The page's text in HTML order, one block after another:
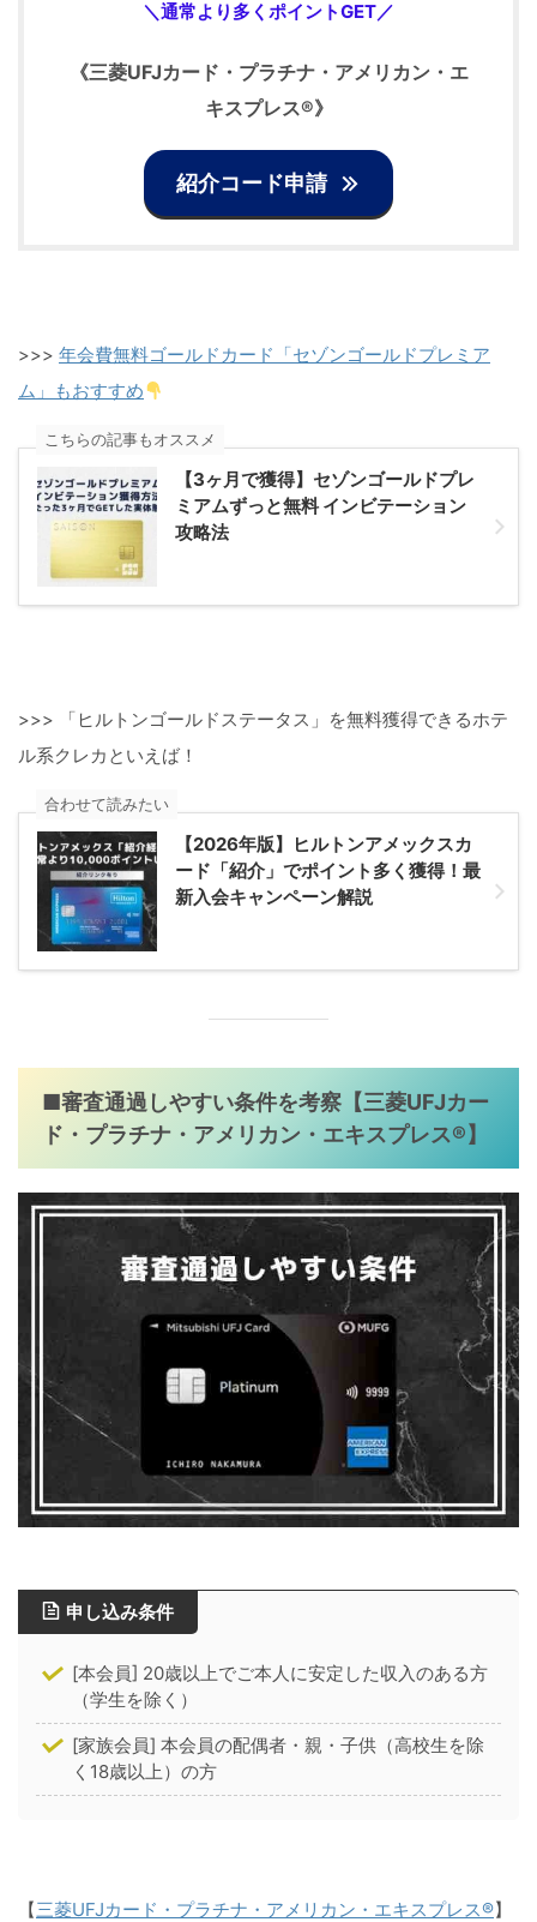
＼通常より多くポイントGET／
《三菱UFJカード・プラチナ・アメリカン・エ
キスプレス®》
紹介コード申請
>>> 年会費無料ゴールドカード「セゾンゴールドプレミア
ム」もおすすめ
【3ヶ月で獲得】セゾンゴールドプレ
ミアムずっと無料 インビテーション
攻略法
こちらの記事もオススメ
>>> 「ヒルトンゴールドステータス」を無料獲得できるホテ
ル系クレカといえば！
【2026年版】ヒルトンアメックスカ
ード「紹介」でポイント多く獲得！最
新入会キャンペーン解説
合わせて読みたい
■審査通過しやすい条件を考察【三菱UFJカー
ド・プラチナ・アメリカン・エキスプレス®】
申し込み条件
[本会員] 20歳以上でご本人に安定した収入のある方
（学生を除く）
[家族会員] 本会員の配偶者・親・子供（高校生を除
く18歳以上）の方
【三菱UFJカード・プラチナ・アメリカン・エキスプレス®】